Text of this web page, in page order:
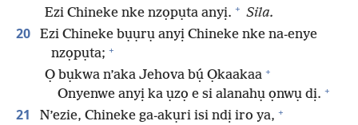
Ezi Chineke nke nzọpụta anyị. + Sila.
20
Ezi Chineke bụụrụ anyị Chineke nke na-enye
nzọpụta; +
Ọ bụkwa n’aka Jehova bụ́ Ọkaakaa +
Onyenwe anyị ka ụzọ e si alanahụ ọnwụ dị. +
21 N’ezie, Chineke ga-akụri isi ndị iro ya, +